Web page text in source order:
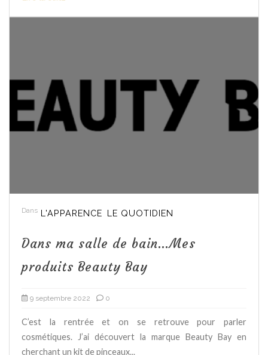
Dans L'APPARENCE LE QUOTIDIEN
Dans ma salle de bain…Mes
produits Beauty Bay
9 septembre 2022 0
C’est la rentrée et on se retrouve pour parler
cosmétiques. J’ai découvert la marque Beauty Bay en
cherchant un kit de pinceaux...